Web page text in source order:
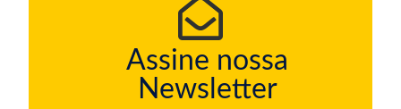
Assine nossa
Newsletter